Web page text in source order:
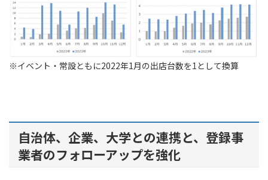
※イベント・常設ともに2022年1月の出店台数を1として換算
自治体、企業、大学との連携と、登録事
業者のフォローアップを強化